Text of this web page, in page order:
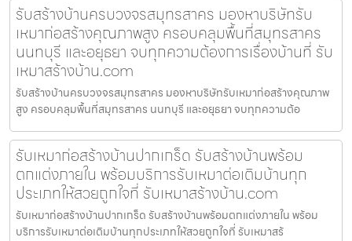
รับสร้างบ้านครบวงจรสมุทรสาคร มองหาบริษัทรับ
เหมาก่อสร้างคุณภาพสูง ครอบคลุมพื้นที่สมุทรสาคร
นนทบุรี และอยุธยา จบทุกความต้องการเรื่องบ้านที่ รับ
เหมาสร้างบ้าน.com
รับสร้างบ้านครบวงจรสมุทรสาคร มองหาบริษัทรับเหมาก่อสร้างคุณภาพ
สูง ครอบคลุมพื้นที่สมุทรสาคร นนทบุรี และอยุธยา จบทุกความต้อ
รับเหมาก่อสร้างบ้านปากเกร็ด รับสร้างบ้านพร้อม
ตกแต่งภายใน พร้อมบริการรับเหมาต่อเติมบ้านทุก
ประเภทให้สวยถูกใจที่ รับเหมาสร้างบ้าน.com
รับเหมาก่อสร้างบ้านปากเกร็ด รับสร้างบ้านพร้อมตกแต่งภายใน พร้อม
บริการรับเหมาต่อเติมบ้านทุกประเภทให้สวยถูกใจที่ รับเหมาสร้